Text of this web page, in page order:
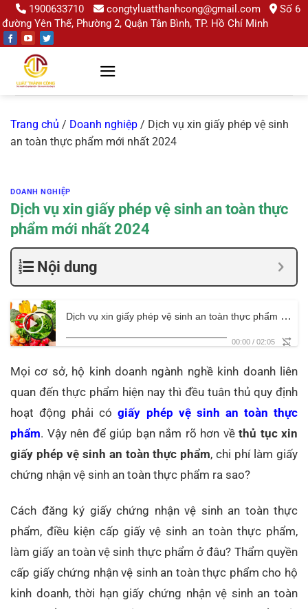
Chuyển
đến
nội
1900633710 congtyluatthanhcong@gmail.com
Số 6
đường Yên Thế, Phường 2, Quận Tân Bình, TP. Hồ Chí Minh
Trang chủ / Doanh nghiệp / Dịch vụ xin giấy phép vệ sinh
an toàn thực phẩm mới nhất 2024
DOANH NGHIỆP
Dịch vụ xin giấy phép vệ sinh an toàn thực
phẩm mới nhất 2024
Nội dung
Dịch vụ xin giấy phép vệ sinh an toàn thực phẩm mới nhất 2024
00:00 / 02:05
Mọi cơ sở, hộ kinh doanh ngành nghề kinh doanh liên
quan đến thực phẩm hiện nay thì đều tuân thủ quy định
hoạt động phải cógiấy phép vệ sinh an toàn thực
phẩm. Vậy nên để giúp bạn nắm rõ hơn vềthủ tục xin
giấy phép vệ sinh an toàn thực phẩm, chi phí làm giấy
chứng nhận vệ sinh an toàn thực phẩm ra sao?
Cách đăng ký giấy chứng nhận vệ sinh an toàn thực
phẩm, điều kiện cấp giấy vệ sinh an toàn thực phẩm,
làm giấy an toàn vệ sinh thực phẩm ở đâu? Thẩm quyền
cấp giấy chứng nhận vệ sinh an toàn thực phẩm cho hộ
kinh doanh, thời hạn giấy chứng nhận vệ sinh an toàn